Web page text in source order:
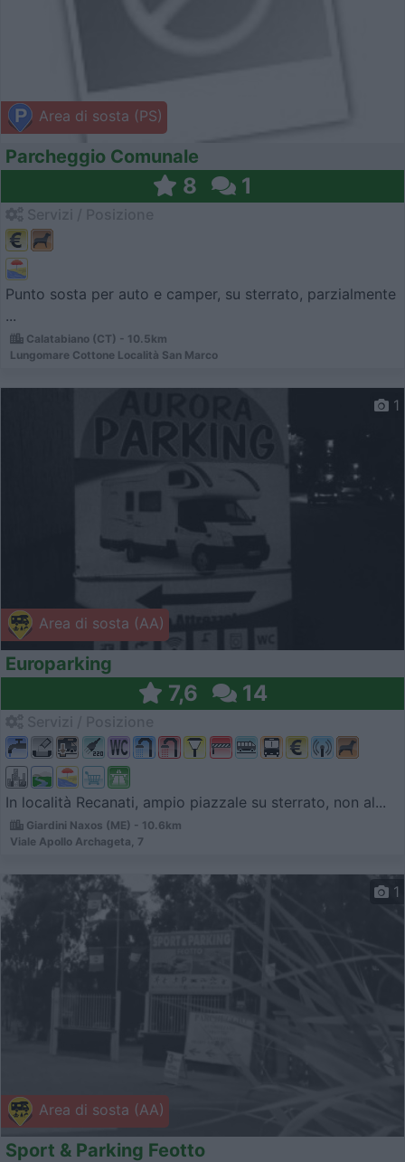
Area di sosta (PS)
Parcheggio Comunale
8 1
Punto sosta per auto e camper, su sterrato, parzialmente
...
Calatabiano (CT) - 10.5km
Lungomare Cottone Località San Marco
Area di sosta (AA)
1
Europarking
7,6 14
In località Recanati, ampio piazzale su sterrato, non al...
Giardini Naxos (ME) - 10.6km
Viale Apollo Archageta, 7
Area di sosta (AA)
1
Sport & Parking Feotto